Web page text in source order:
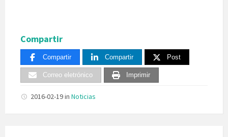
Compartir
Compartir Compartir Post
Correo eletrónico Imprimir
2016-02-19in Noticias